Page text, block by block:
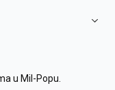
u Mil-Popu.